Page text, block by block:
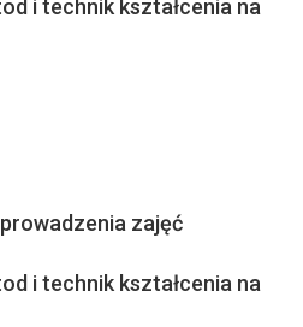
i technik kształcenia na
zajęć
i technik kształcenia na